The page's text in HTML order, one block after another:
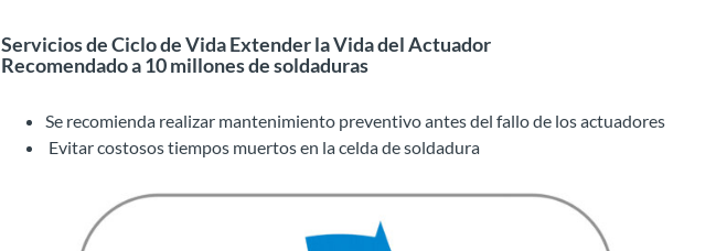
Servicios de Ciclo de Vida Extender la Vida del Actuador
Recomendado a 10 millones de soldaduras
Se recomienda realizar mantenimiento preventivo antes del fallo de los actuadores
Evitar costosos tiempos muertos en la celda de soldadura